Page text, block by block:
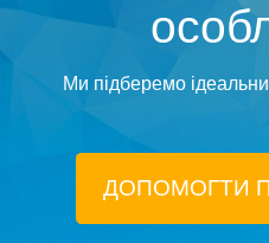
Ми підберемо
ДОПОМОГТИ